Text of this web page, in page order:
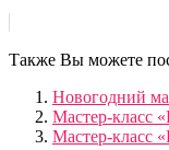
Также Вы можете
Новогодний
Мастер-класс
Мастер-класс